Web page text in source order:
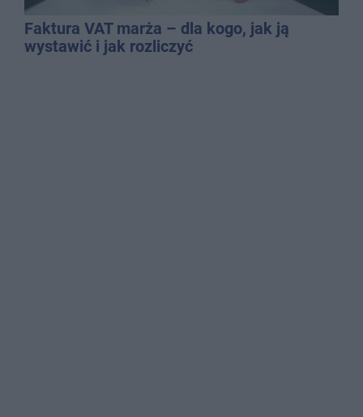
Faktura VAT marża – dla kogo, jak ją
wystawić i jak rozliczyć